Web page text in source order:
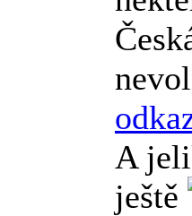
A
ještě